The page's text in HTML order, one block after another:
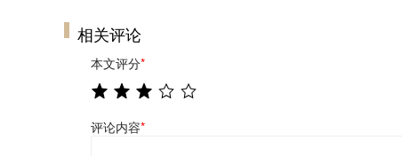
相关评论
本文评分*
评论内容*